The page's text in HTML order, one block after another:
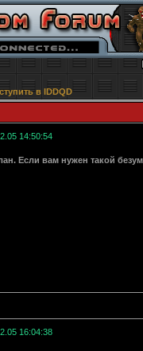
в IDDQD
14:50:54
Если вам нужен такой
16:04:38